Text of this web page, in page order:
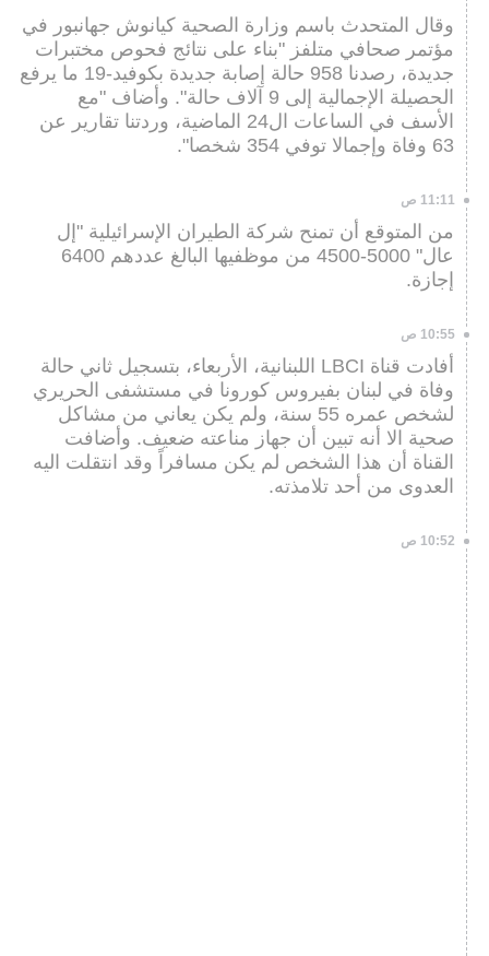
وقال المتحدث باسم وزارة الصحية كيانوش جهانبور في
مؤتمر صحافي متلفز "بناء على نتائج فحوص مختبرات
جديدة، رصدنا 958 حالة إصابة جديدة بكوفيد-19 ما يرفع
الحصيلة الإجمالية إلى 9 آلاف حالة". وأضاف "مع
الأسف في الساعات ال24 الماضية، وردتنا تقارير عن
63 وفاة وإجمالا توفي 354 شخصا".
11:11 ص
من المتوقع أن تمنح شركة الطيران الإسرائيلية "إل
عال" 5000-4500 من موظفيها البالغ عددهم 6400
إجازة.
10:55 ص
أفادت قناة LBCI اللبنانية، الأربعاء، بتسجيل ثاني حالة
وفاة في لبنان بفيروس كورونا في مستشفى الحريري
لشخص عمره 55 سنة، ولم يكن يعاني من مشاكل
صحية الا أنه تبين أن جهاز مناعته ضعيف. وأضافت
القناة أن هذا الشخص لم يكن مسافراً وقد انتقلت اليه
العدوى من أحد تلامذته.
10:52 ص